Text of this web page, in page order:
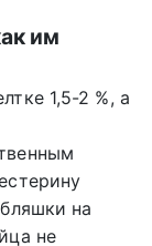
им
1,5-2 %, а
на
не